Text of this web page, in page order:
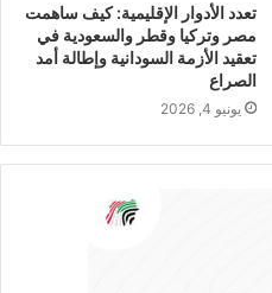
تعدد الأدوار الإقليمية: كيف ساهمت
مصر وتركيا وقطر والسعودية في
تعقيد الأزمة السودانية وإطالة أمد
الصراع
يونيو 4, 2026